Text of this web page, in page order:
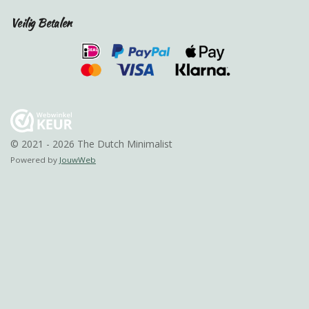
Veilig Betalen
© 2021 - 2026 The Dutch Minimalist
Powered by JouwWeb